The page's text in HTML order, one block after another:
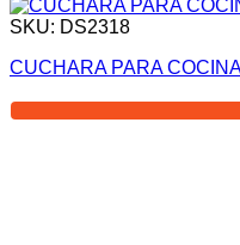
SKU: DS2318
CUCHARA PARA